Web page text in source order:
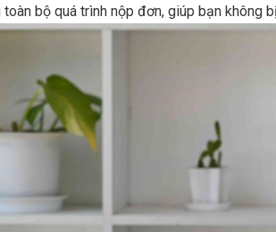
toàn bộ quá trình nộp đơn, giúp bạn không